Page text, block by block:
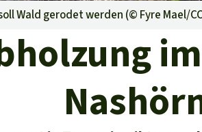
Wald gerodet werden (© Fyre Mael/